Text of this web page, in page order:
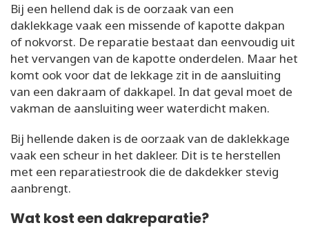
Bij een hellend dak is de oorzaak van een
daklekkage vaak een missende of kapotte dakpan
of nokvorst. De reparatie bestaat dan eenvoudig uit
het vervangen van de kapotte onderdelen. Maar het
komt ook voor dat de lekkage zit in de aansluiting
van een dakraam of dakkapel. In dat geval moet de
vakman de aansluiting weer waterdicht maken.
Bij hellende daken is de oorzaak van de daklekkage
vaak een scheur in het dakleer. Dit is te herstellen
met een reparatiestrook die de dakdekker stevig
aanbrengt.
Wat kost een dakreparatie?